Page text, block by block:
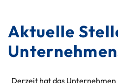
Aktuelle
Derzeit hat das